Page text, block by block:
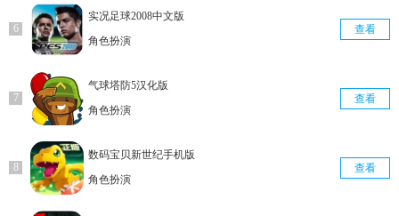
实况足球2008中文版
角色扮演
查看
气球塔防5汉化版
角色扮演
查看
数码宝贝新世纪手机版
角色扮演
查看